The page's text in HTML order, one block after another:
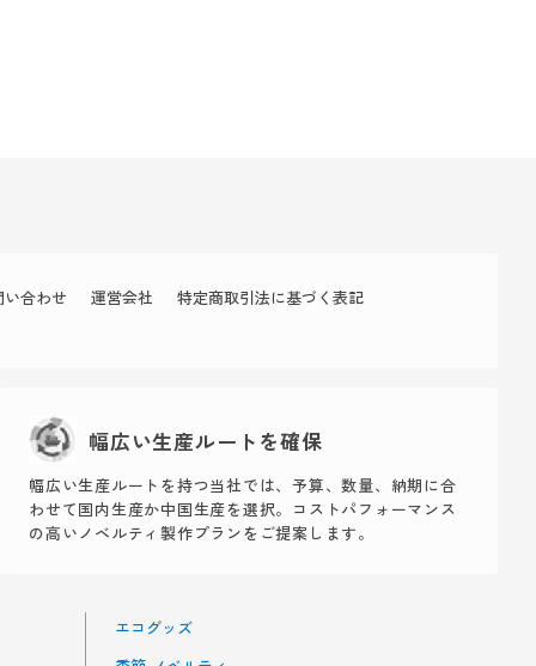
い合わせ 運営会社
特定商取引法に基づく表記
幅広い生産ルートを確保
幅広い生産ルートを持つ当社では、予算、数量、納期に合
わせて国内生産か中国生産を選択。コストパフォーマンス
の高いノベルティ製作プランをご提案します。
エコグッズ